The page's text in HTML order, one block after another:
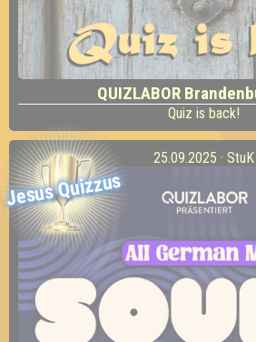
QUIZLABOR
Quiz is back!
Jesus Quizzus
25.09.2025 · StuK